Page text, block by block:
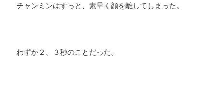
チャンミンはすっと、素早く顔を離してしまった。
わずか２、３秒のことだった。